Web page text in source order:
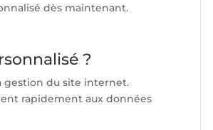
dès maintenant.
?
gestion du site internet.
rapidement aux données